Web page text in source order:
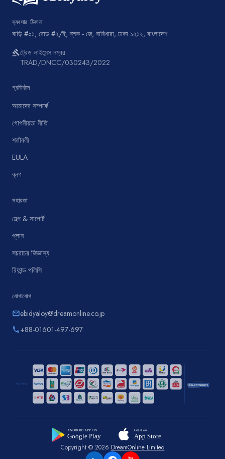
ব্যবসার ঠিকানা
বাড়ি #০১, রোড #২/ই, ব্লক - জে, বারিধারা, ঢাকা ১২১২, বাংলাদেশ
gavelট্রেড লাইসেন্স নম্বর
TRAD/DNCC/030243/2022
প্রতিষ্ঠান
আমাদের সম্পর্কে
গোপনীয়তা নীতি
শর্তাবলী
EULA
ব্লগ
সহায়তা
হেল্প & সাপোর্ট
প্লান
সচরাচর জিজ্ঞাস্য
রিফান্ড পলিসি
যোগাযোগ
emailebidyaloy@dreamonline.co.jp
phone+88-01601-497-697
Copyright © 2026 DreamOnline Limited